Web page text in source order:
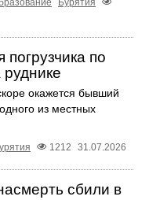
Бурятия
погрузчика по
окажется бывший
из местных
1212 31.07.2026
сбили в